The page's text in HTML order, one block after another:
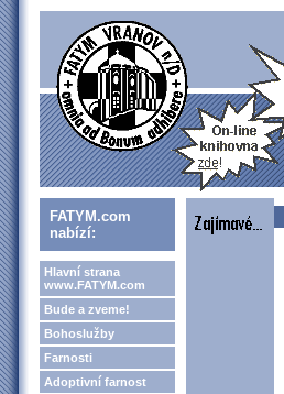
FATYM.com
nabízí:
Hlavní strana
www.FATYM.com
Bude a zveme!
Bohoslužby
Farnosti
Adoptivní farnost